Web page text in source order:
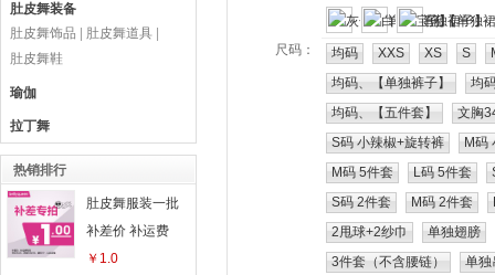
尺码： 均码 XXS XS S
均码、【单独裤子】
均
均码、【五件套】
文胸
S码 小辣椒+旋转裤
M码
M码 5件套
L码 5件套
S码 2件套
M码 2件套
2甩球+2纱巾
单独翅膀
3件套（不含腰链）
单独
肚皮舞装备
肚皮舞饰品
肚皮舞道具
肚皮舞鞋
瑜伽
拉丁舞
热销排行
肚皮舞服装一批
补差价 补运费
￥1.0